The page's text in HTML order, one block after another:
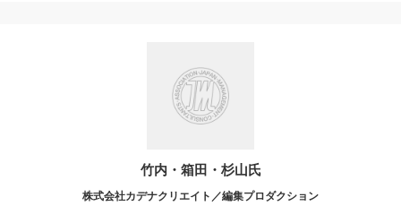
竹内・箱田・杉山氏
株式会社カデナクリエイト／編集プロダクション